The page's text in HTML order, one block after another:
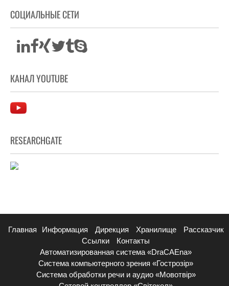
СОЦИАЛЬНЫЕ СЕТИ
КАНАЛ YOUTUBE
RESEARCHGATE
Главная Информация Дирекция Хранилище
Рассказчик
Ссылки
Контакты
Автоматизированная система «DraCAEna»
Система компьютерного зрения «Гострозір»
Система обработки речи и аудио «Мовотвір»